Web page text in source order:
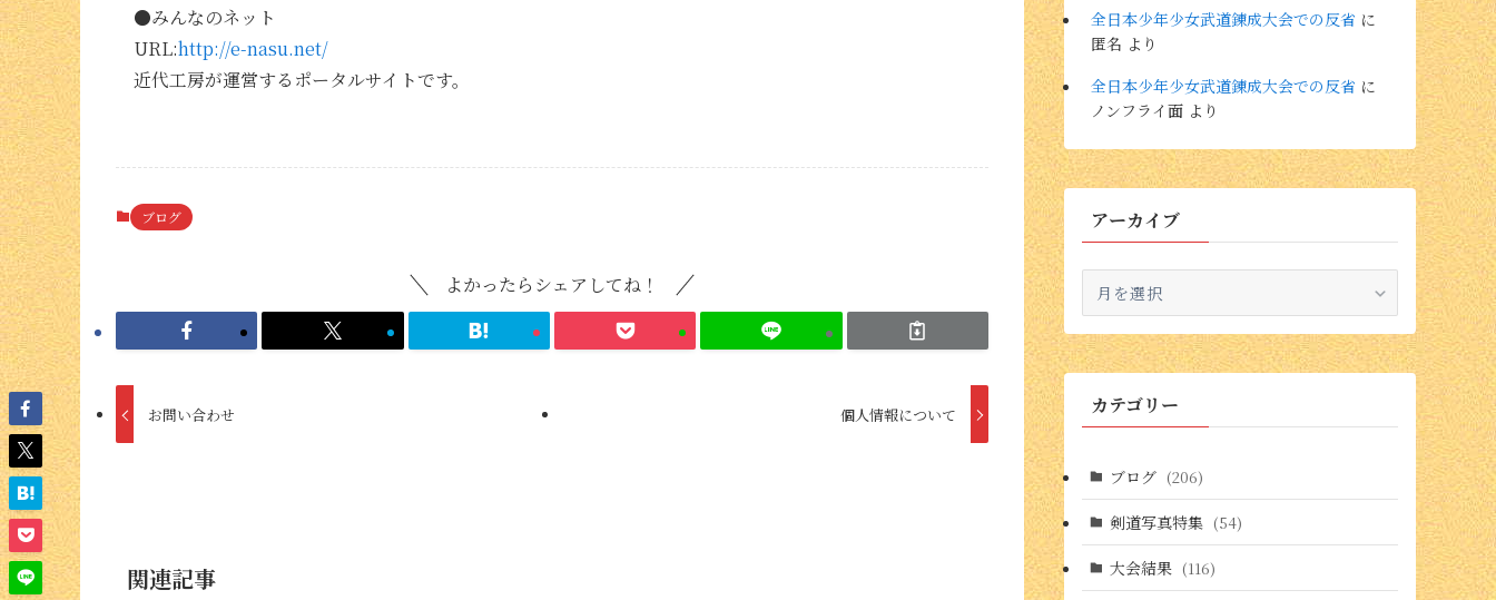
●みんなのネット
URL:http://e-nasu.net/
近代工房が運営するポータルサイトです。
ブログ
よかったらシェアしてね！
お問い合わせ 個人情報について
関連記事
全日本少年少女武道錬成大会での反省 に
匿名 より
全日本少年少女武道錬成大会での反省 に
ノンフライ面 より
アーカイブ
カ
イ
ブ
カテゴリー
ブログ (206)
剣道写真特集 (54)
大会結果 (116)